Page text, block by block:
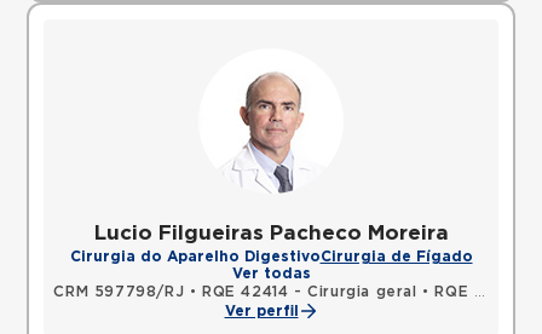
Lucio Filgueiras Pacheco Moreira
Cirurgia do Aparelho DigestivoCirurgia de Fígado
Ver todas
CRM 597798/RJ • RQE 42414 - Cirurgia geral •
RQE 42415 - Cirurgia do aparelho digestivo
Ver perfil